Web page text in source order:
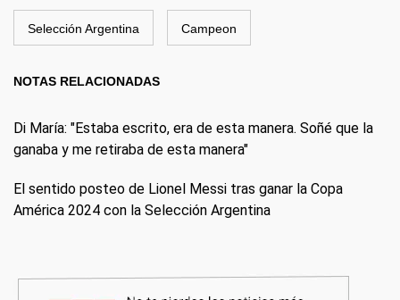
Selección Argentina Campeon
NOTAS RELACIONADAS
Di María: "Estaba escrito, era de esta manera. Soñé que la
ganaba y me retiraba de esta manera"
El sentido posteo de Lionel Messi tras ganar la Copa
América 2024 con la Selección Argentina